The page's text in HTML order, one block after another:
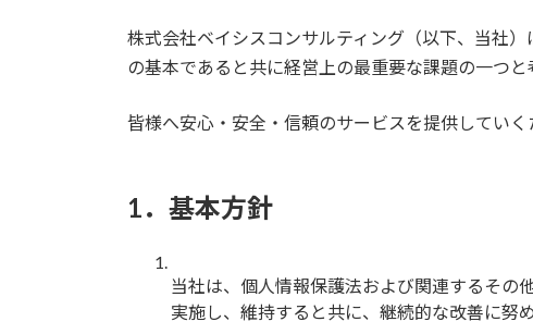
株式会社ベイシスコンサルティング（以下、当社
の基本であると共に経営上の最重要な課題の一つと
皆様へ安心・安全・信頼のサービスを提供してい
1．基本方針
当社は、個人情報保護法および関連するその
実施し、維持すると共に、継続的な改善に努め